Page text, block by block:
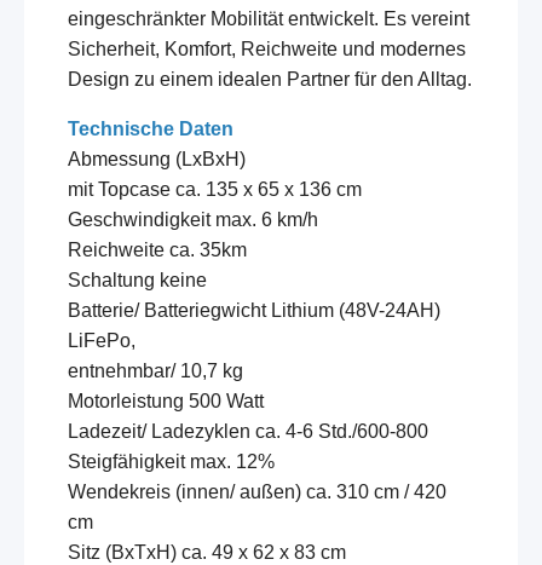
eingeschränkter Mobilität entwickelt. Es vereint
Sicherheit, Komfort, Reichweite und modernes
Design zu einem idealen Partner für den Alltag.
Technische Daten
Abmessung (LxBxH)
mit Topcase ca. 135 x 65 x 136 cm
Geschwindigkeit max. 6 km/h
Reichweite ca. 35km
Schaltung keine
Batterie/ Batteriegwicht Lithium (48V-24AH)
LiFePo,
entnehmbar/ 10,7 kg
Motorleistung 500 Watt
Ladezeit/ Ladezyklen ca. 4-6 Std./600-800
Steigfähigkeit max. 12%
Wendekreis (innen/ außen) ca. 310 cm / 420
cm
Sitz (BxTxH) ca. 49 x 62 x 83 cm